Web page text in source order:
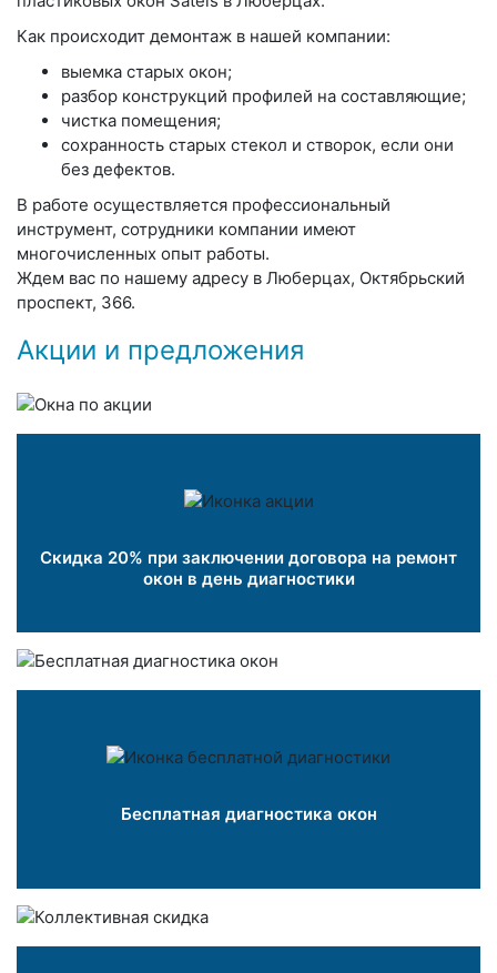
Как происходит демонтаж в нашей компании:
выемка старых окон;
разбор конструкций профилей на составляющие;
чистка помещения;
сохранность старых стекол и створок, если они
без дефектов.
В работе осуществляется профессиональный
инструмент, сотрудники компании имеют
многочисленных опыт работы.
Ждем вас по нашему адресу в Люберцах, Октябрьский
проспект, 366.
Акции и предложения
Скидка 20% при заключении договора на ремонт
окон в день диагностики
Бесплатная диагностика окон